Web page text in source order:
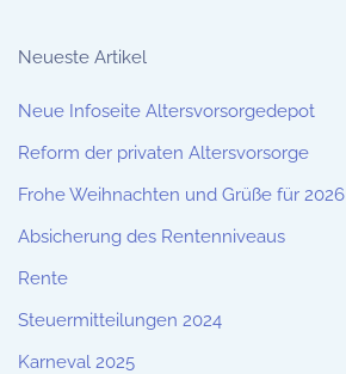
Neueste Artikel
Neue Infoseite Altersvorsorgedepot
Reform der privaten Altersvorsorge
Frohe Weihnachten und Grüße für 2026
Absicherung des Rentenniveaus
Rente
Steuermitteilungen 2024
Karneval 2025